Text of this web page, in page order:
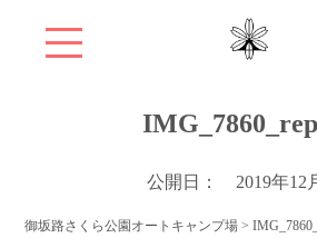
公開日： 2019年12
御坂路さくら公園オートキャンプ場 >